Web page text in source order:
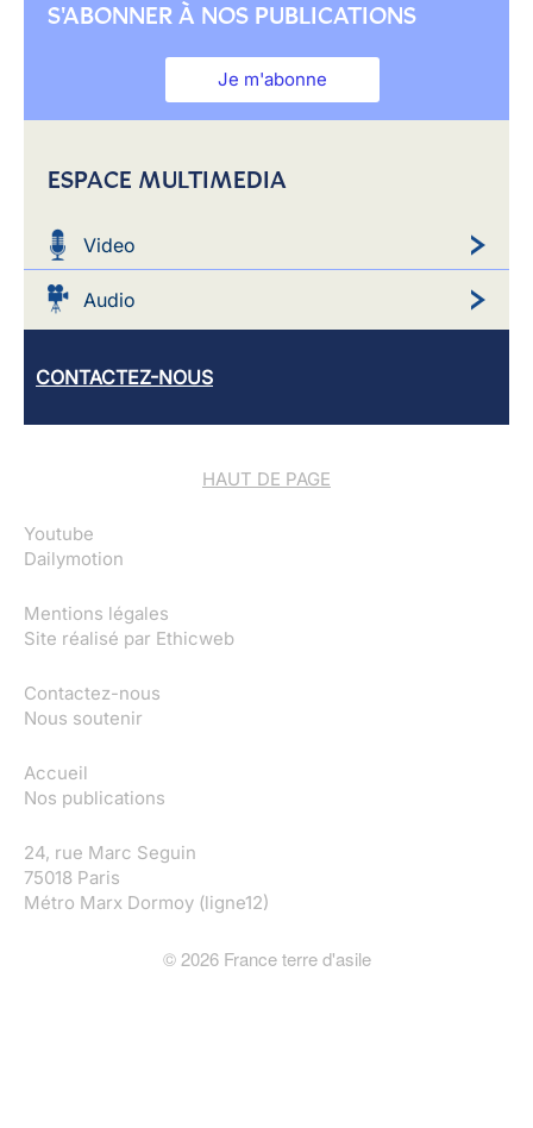
S'ABONNER À NOS PUBLICATIONS
Je m'abonne
ESPACE MULTIMEDIA
Video
Audio
CONTACTEZ-NOUS
HAUT DE PAGE
Youtube
Dailymotion
Mentions légales
Site réalisé par Ethicweb
Contactez-nous
Nous soutenir
Accueil
Nos publications
24, rue Marc Seguin
75018 Paris
Métro Marx Dormoy (ligne12)
©2026France terre d'asile